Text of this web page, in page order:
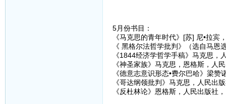
5月份书目：
《马克思的青年时代》[苏] 尼•拉宾
《 黑格尔法哲学批判》（选自马恩
《1844经济学哲学手稿》马克思，
《神圣家族》马克思，恩格斯，人
《德意志意识形态•费尔巴哈》梁
《哥达纲领批判》马克思，人民出
《反杜林论》恩格斯，人民出版社